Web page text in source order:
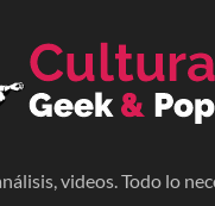
videos. Todo lo